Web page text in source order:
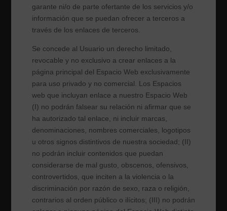
garante ni/o de parte ofertante de los servicios y/o
información que se puedan ofrecer a terceros a
través de los enlaces de terceros.
Se concede al Usuario un derecho limitado,
revocable y no exclusivo a crear enlaces a la
página principal del Espacio Web exclusivamente
para uso privado y no comercial. Los Espacios
web que incluyan enlace a nuestro Espacio Web
(I) no podrán falsear su relación ni afirmar que se
ha autorizado tal enlace, ni incluir marcas,
denominaciones, nombres comerciales, logotipos
u otros signos distintivos de nuestra sociedad; (II)
no podrán incluir contenidos que puedan
considerarse de mal gusto, obscenos, ofensivos,
controvertidos, que inciten a la violencia o la
discriminación por razón de sexo, raza o religión,
contrarios al orden público o ilícitos; (III) no podrán